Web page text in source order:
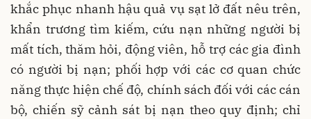
khắc phục nhanh hậu quả vụ sạt lở đất nêu trên,
khẩn trương tìm kiếm, cứu nạn những người bị
mất tích, thăm hỏi, động viên, hỗ trợ các gia đình
có người bị nạn; phối hợp với các cơ quan chức
năng thực hiện chế độ, chính sách đối với các cán
bộ, chiến sỹ cảnh sát bị nạn theo quy định; chỉ